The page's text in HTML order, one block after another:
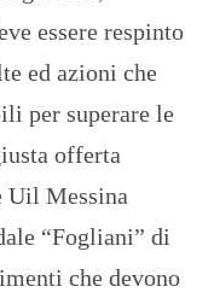
essere respinto
ed azioni che
per superare le
offerta
Uil Messina
“Fogliani” di
che devono